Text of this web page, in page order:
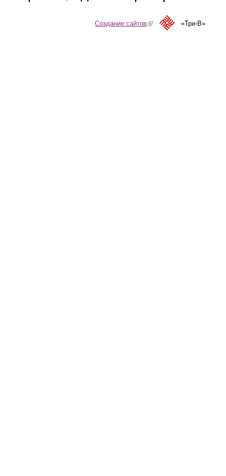
Создание сайтов(link is external)«Три-В»